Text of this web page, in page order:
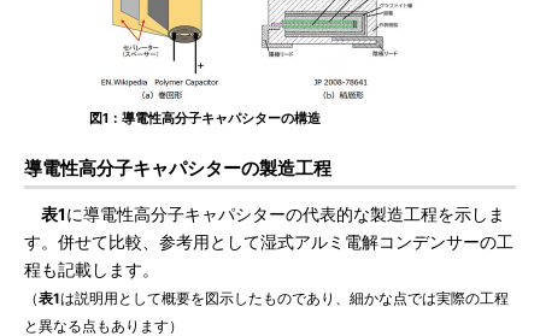
図1：導電性高分子キャパシターの構造
導電性高分子キャパシターの製造工程
表1に導電性高分子キャパシターの代表的な製造工程を示しま
す。併せて比較、参考用として湿式アルミ電解コンデンサーの工
程も記載します。
（表1は説明用として概要を図示したものであり、細かな点では実際の工程
と異なる点もあります）